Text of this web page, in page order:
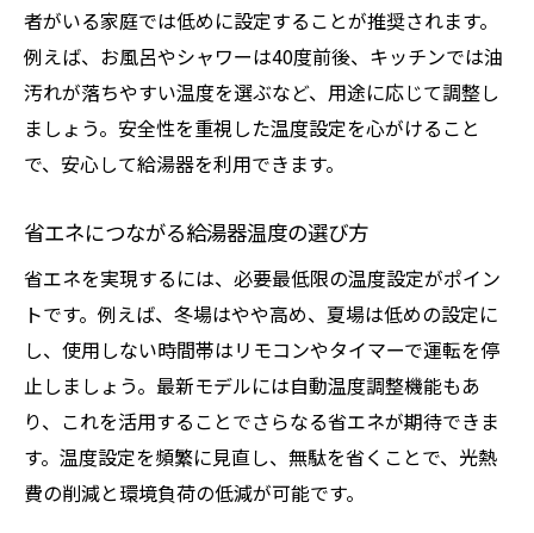
者がいる家庭では低めに設定することが推奨されます。
例えば、お風呂やシャワーは40度前後、キッチンでは油
汚れが落ちやすい温度を選ぶなど、用途に応じて調整し
ましょう。安全性を重視した温度設定を心がけること
で、安心して給湯器を利用できます。
省エネにつながる給湯器温度の選び方
省エネを実現するには、必要最低限の温度設定がポイン
トです。例えば、冬場はやや高め、夏場は低めの設定に
し、使用しない時間帯はリモコンやタイマーで運転を停
止しましょう。最新モデルには自動温度調整機能もあ
り、これを活用することでさらなる省エネが期待できま
す。温度設定を頻繁に見直し、無駄を省くことで、光熱
費の削減と環境負荷の低減が可能です。